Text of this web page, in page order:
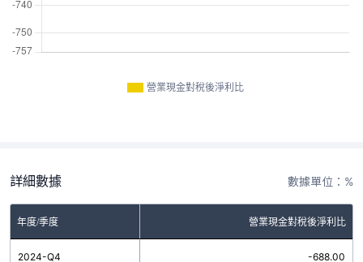
營業現金對稅後淨利比
詳細數據 數據單位：%
年度/季度 營業現金對稅後淨利比
2024-Q4 -688.00